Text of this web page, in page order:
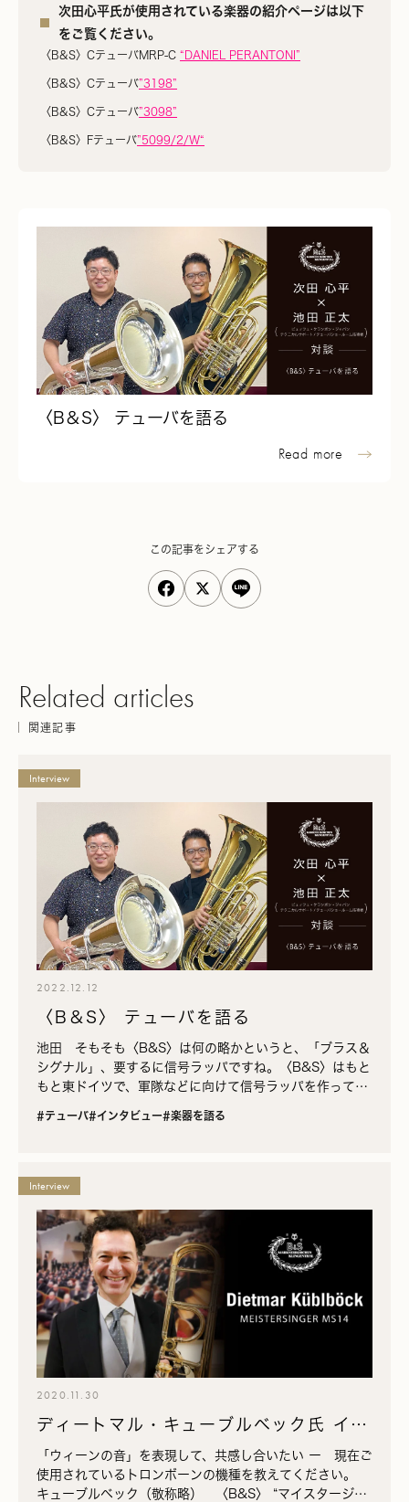
次田心平氏が使用されている楽器の紹介ページは以下
をご覧ください。
〈B&S〉CテューバMRP-C “DANIEL PERANTONI”
〈B&S〉Cテューバ”3198”
〈B&S〉Cテューバ”3098”
〈B&S〉Fテューバ”5099/2/W“
〈B＆S〉 テューバを語る
Read more
この記事をシェアする
Related articles
関連記事
Interview
2022.12.12
〈B＆S〉 テューバを語る
池田 そもそも〈B&S〉は何の略かというと、「ブラス＆
シグナル」、要するに信号ラッパですね。〈B&S〉はもと
もと東ドイツで、軍隊などに向けて信号ラッパを作ってい
#テューバ#インタビュー#楽器を語る
Interview
2020.11.30
ディートマル・キューブルベック氏 イン
タビュー
「ウィーンの音」を表現して、共感し合いたい ー 現在ご
使用されているトロンボーンの機種を教えてください。
キューブルベック（敬称略） 〈B&S〉 “マイスタージン